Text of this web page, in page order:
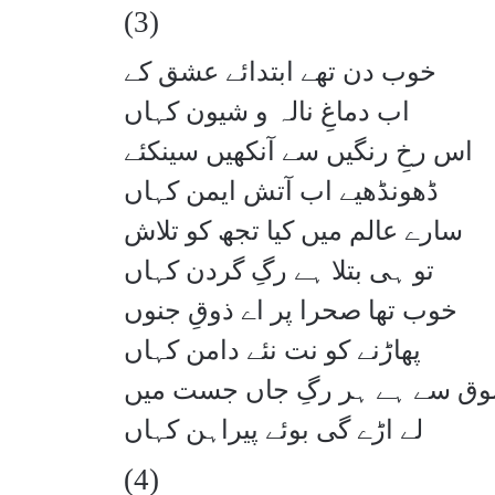
(3)
خوب دن تھے ابتدائے عشق کے
اب دماغِ نالہ و شیون کہاں
اس رخِ رنگیں سے آنکھیں سینکئے
ڈھونڈھیے اب آتش ایمن کہاں
سارے عالم میں کیا تجھ کو تلاش
تو ہی بتلا ہے رگِ گردن کہاں
خوب تھا صحرا پر اے ذوقِ جنوں
پھاڑنے کو نت نئے دامن کہاں
سے ہے ہر رگِ جاں جست میں
لے اڑے گی بوئے پیراہن کہاں
(4)